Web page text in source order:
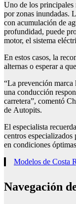
Uno de los principales
por zonas inundadas.
con acumulación de
profundidad, puede
motor, el sistema
En estos casos, la
alternas o esperar a
“La prevención
una conducción
carretera”, comentó
de Autopits.
El especialista
centros
en condiciones
Modelos de Costa
Navegación